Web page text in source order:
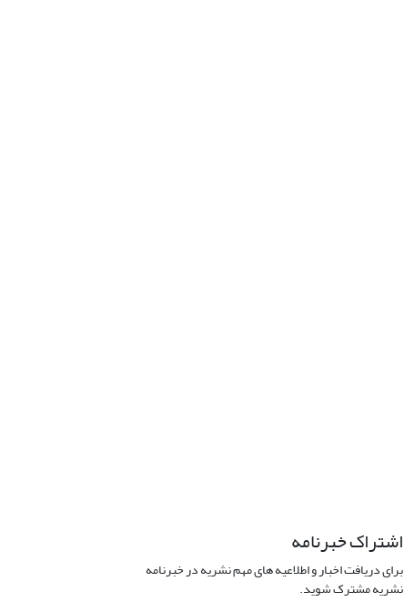
اشتراک خبرنامه
برای دریافت اخبار و اطلاعیه های مهم نشریه در خبرنامه
نشریه مشترک شوید.